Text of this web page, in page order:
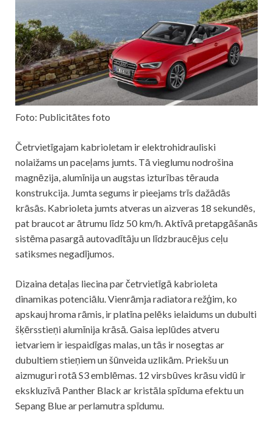
Foto: Publicitātes foto
Četrvietīgajam kabrioletam ir elektrohidrauliski
nolaižams un paceļams jumts. Tā vieglumu nodrošina
magnēzija, alumīnija un augstas izturības tērauda
konstrukcija. Jumta segums ir pieejams trīs dažādās
krāsās. Kabrioleta jumts atveras un aizveras 18 sekundēs,
pat braucot ar ātrumu līdz 50 km/h. Aktīvā pretapgāšanās
sistēma pasargā autovadītāju un līdzbraucējus ceļu
satiksmes negadījumos.
Dizaina detaļas liecina par četrvietīgā kabrioleta
dinamikas potenciālu. Vienrāmja radiatora režģim, ko
apskauj hroma rāmis, ir platīna pelēks ielaidums un dubulti
šķērsstieņi alumīnija krāsā. Gaisa ieplūdes atveru
ietvariem ir iespaidīgas malas, un tās ir nosegtas ar
dubultiem stieņiem un šūnveida uzlikām. Priekšu un
aizmuguri rotā S3 emblēmas. 12 virsbūves krāsu vidū ir
ekskluzīvā Panther Black ar kristāla spīduma efektu un
Sepang Blue ar perlamutra spīdumu.